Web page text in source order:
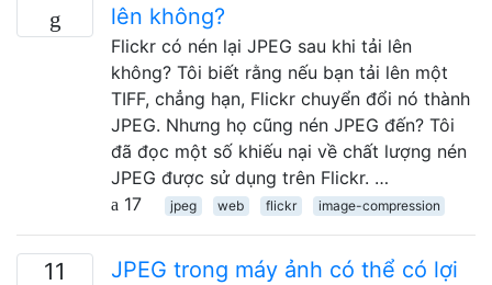
lên không?
Flickr có nén lại JPEG sau khi tải lên
không? Tôi biết rằng nếu bạn tải lên một
TIFF, chẳng hạn, Flickr chuyển đổi nó thành
JPEG. Nhưng họ cũng nén JPEG đến? Tôi
đã đọc một số khiếu nại về chất lượng nén
JPEG được sử dụng trên Flickr. …
17
jpeg web flickr image-compression
11 JPEG trong máy ảnh có thể có lợi